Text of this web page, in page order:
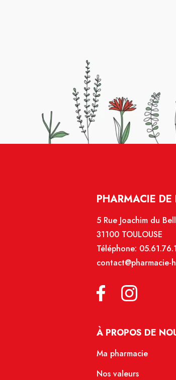
PHARMACIE
5 Rue Joachim du
31100 TOULOUSE
Téléphone:
contact@pharmacie-
À PROPOS DE
Ma pharmacie
Nos valeurs